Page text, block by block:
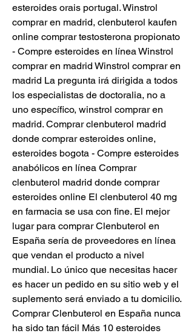
esteroides orais portugal. Winstrol
comprar en madrid, clenbuterol kaufen
online comprar testosterona propionato
- Compre esteroides en línea Winstrol
comprar en madrid Winstrol comprar en
madrid La pregunta irá dirigida a todos
los especialistas de doctoralia, no a
uno específico, winstrol comprar en
madrid. Comprar clenbuterol madrid
donde comprar esteroides online,
esteroides bogota - Compre esteroides
anabólicos en línea Comprar
clenbuterol madrid donde comprar
esteroides online El clenbuterol 40 mg
en farmacia se usa con fine. El mejor
lugar para comprar Clenbuterol en
España sería de proveedores en línea
que vendan el producto a nivel
mundial. Lo único que necesitas hacer
es hacer un pedido en su sitio web y el
suplemento será enviado a tu domicilio.
Comprar Clenbuterol en España nunca
ha sido tan fácil Más 10 esteroides